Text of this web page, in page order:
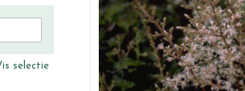
selectie